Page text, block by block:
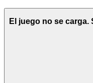
El juego no se carga.